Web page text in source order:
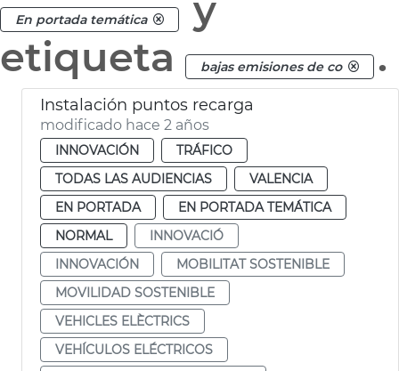
En portada temática
etiqueta
bajas emisiones de co .
Instalación puntos recarga
modificado hace 2 años
INNOVACIÓN
TRÁFICO
TODAS LAS AUDIENCIAS
VALENCIA
EN PORTADA
EN PORTADA TEMÁTICA
NORMAL
INNOVACIÓ
INNOVACIÓN
MOBILITAT SOSTENIBLE
MOVILIDAD SOSTENIBLE
VEHICLES ELÈCTRICS
VEHÍCULOS ELÉCTRICOS